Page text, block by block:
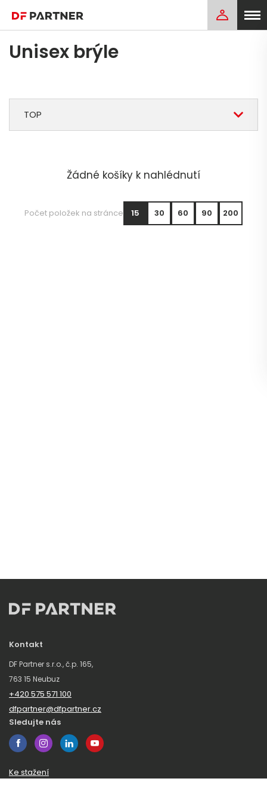
Unisex brýle
TOP
Žádné košíky k nahlédnutí
Počet položek na stránce 15 30 60 90 200
Kontakt
DF Partner s.r.o., č.p. 165,
763 15 Neubuz
+420 575 571 100
dfpartner@dfpartner.cz
Sledujte nás
Ke stažení